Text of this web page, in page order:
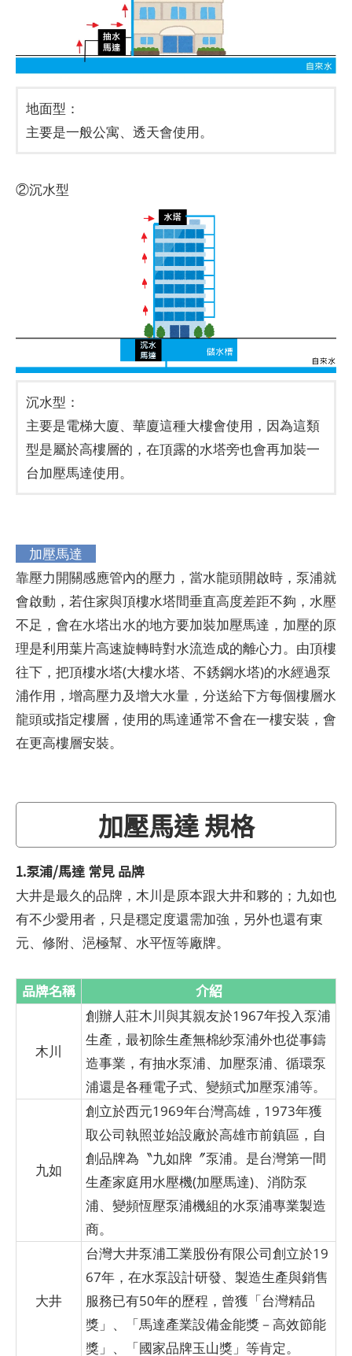
地面型：
主要是一般公寓、透天會使用。
②沉水型
沉水型：
主要是電梯大廈、華廈這種大樓會使用，因為這類
型是屬於高樓層的，在頂露的水塔旁也會再加裝一
台加壓馬達使用。
加壓馬達
靠壓力開關感應管內的壓力，當水龍頭開啟時，泵浦就
會啟動，若住家與頂樓水塔間垂直高度差距不夠，水壓
不足，會在水塔出水的地方要加裝加壓馬達，加壓的原
理是利用葉片高速旋轉時對水流造成的離心力。由頂樓
往下，把頂樓水塔(大樓水塔、不銹鋼水塔)的水經過泵
浦作用，增高壓力及增大水量，分送給下方每個樓層水
龍頭或指定樓層，使用的馬達通常不會在一樓安裝，會
在更高樓層安裝。
加壓馬達 規格
1.泵浦/馬達 常見 品牌
大井是最久的品牌，木川是原本跟大井和夥的；九如也
有不少愛用者，只是穩定度還需加強，另外也還有東
元、修附、浥極幫、水平恆等廠牌。
品牌名稱 介紹
木川
創辦人莊木川與其親友於1967年投入泵浦
生產，最初除生產無棉紗泵浦外也從事鑄
造事業，有抽水泵浦、加壓泵浦、循環泵
浦還是各種電子式、變頻式加壓泵浦等。
九如
創立於西元1969年台灣高雄，1973年獲
取公司執照並始設廠於高雄市前鎮區，自
創品牌為〝九如牌〞泵浦。是台灣第一間
生產家庭用水壓機(加壓馬達)、消防泵
浦、變頻恆壓泵浦機組的水泵浦專業製造
商。
大井
台灣大井泵浦工業股份有限公司創立於19
67年，在水泵設計研發、製造生產與銷售
服務已有50年的歷程，曾獲「台灣精品
獎」、「馬達產業設備金能獎－高效節能
獎」、「國家品牌玉山獎」等肯定。